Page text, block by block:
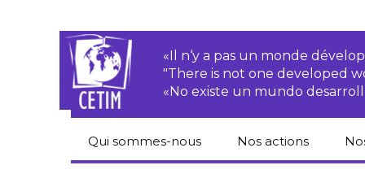
«Il n‘y a pas un monde
"There is not one developed
«No existe un mundo
Qui sommes-nous Nos actions